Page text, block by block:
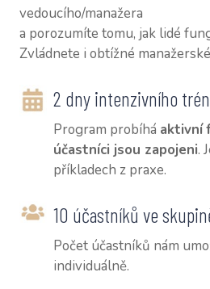
vedoucího/manažera
a porozumíte tomu, jak lidé
Zvládnete i obtížné
2 dny intenzivního
Program probíhá aktivní
účastníci jsou zapojeni.
příkladech z praxe.
10 účastníků ve
Počet účastníků nám
individuálně.